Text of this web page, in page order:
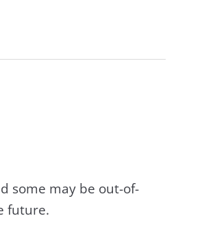
some may be out-of-
future.